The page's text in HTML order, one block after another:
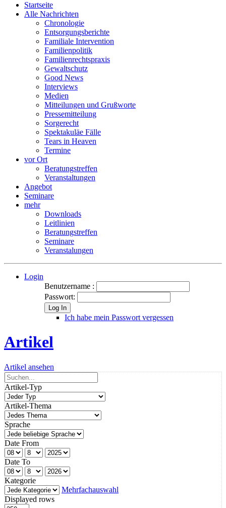
Startseite
Alle Nachrichten
Chronologie
Entsorgungsberichte
Familiale Intervention
Familienpolitik
Familienrechtspraxis
Gewaltschutz
Good News
Interviews
Medien
Mitteilungen und Grußworte
Pressemitteilung
Sorgerecht
Spektakuläe Fälle
Tears in Heaven
Termine
vor Ort
Beratungstreffen
Veranstaltungen
Angebot
Seminare
mehr
Downloads
Leitlinien
Beratungstreffen
Seminare
Veranstalungen
Login
Benutzername :
Passwort:
Log In
Ich habe mein Passwort vergessen
Artikel
Artikel ansehen
Artikel-Typ
Artikel-Thema
Sprache
Date From
Date To
Kategorie
Mehrfachauswahl
Displayed rows